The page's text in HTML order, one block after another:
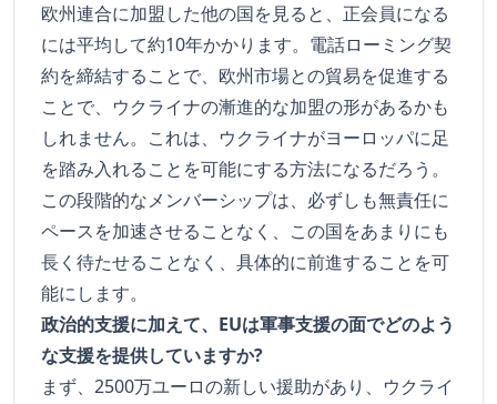
欧州連合に加盟した他の国を見ると、正会員になる
には平均して約10年かかります。電話ローミング契
約を締結することで、欧州市場との貿易を促進する
ことで、ウクライナの漸進的な加盟の形があるかも
しれません。これは、ウクライナがヨーロッパに足
を踏み入れることを可能にする方法になるだろう。
この段階的なメンバーシップは、必ずしも無責任に
ペースを加速させることなく、この国をあまりにも
長く待たせることなく、具体的に前進することを可
能にします。
政治的支援に加えて、EUは軍事支援の面でどのよう
な支援を提供していますか?
まず、2500万ユーロの新しい援助があり、ウクライ